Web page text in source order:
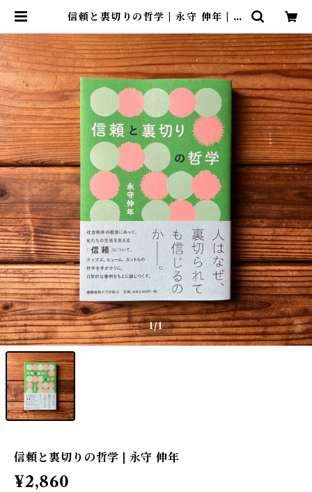
信頼と裏切りの哲学 | 永守 伸年 | 尾
庫
1/1
信頼と裏切りの哲学 | 永守 伸年
¥2,860